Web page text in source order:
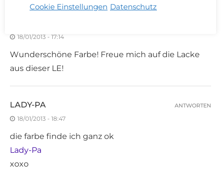
18/01/2013 - 17:14
Wunderschöne Farbe! Freue mich auf die Lacke
aus dieser LE!
LADY-PA
18/01/2013 - 18:47
die farbe finde ich ganz ok
Lady-Pa
xoxo
ANTWORTEN
Cookie Einstellungen Datenschutz